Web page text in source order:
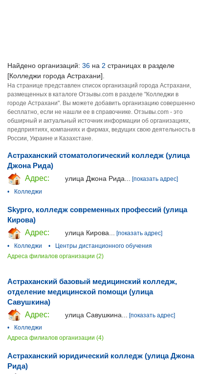
Найдено организаций: 36 на 2 страницах в разделе
[Колледжи города Астрахани].
На странице представлен список организаций города Астрахани,
размещенных в каталоге Отзывы.com в разделе "Колледжи в
городе Астрахани". Вы можете добавить организацию совершенно
бесплатно, если не нашли ее в справочнике. Отзывы.com - это
обширный и актуальный источник информации об организациях,
предприятиях, компаниях и фирмах, ведущих свою деятельность в
России, Украине и Казахстане.
Астраханский стоматологический колледж (улица
Джона Рида)
Адрес:
улица Джона Рида...
[показать адрес]
•
Колледжи
Skypro, колледж современных профессий (улица
Кирова)
Адрес:
улица Кирова...
[показать адрес]
•
Колледжи •
Центры дистанционного обучения
Адреса филиалов организации (2)
Астраханский базовый медицинский колледж,
отделение медицинской помощи (улица
Савушкина)
Адрес:
улица Савушкина...
[показать адрес]
•
Колледжи
Адреса филиалов организации (4)
Астраханский юридический колледж (улица Джона
Рида)